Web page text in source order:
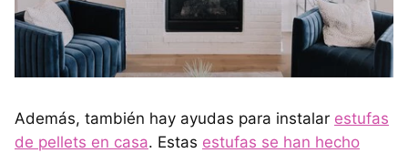
Además, también hay ayudas para instalar estufas
de pellets en casa. Estas estufas se han hecho